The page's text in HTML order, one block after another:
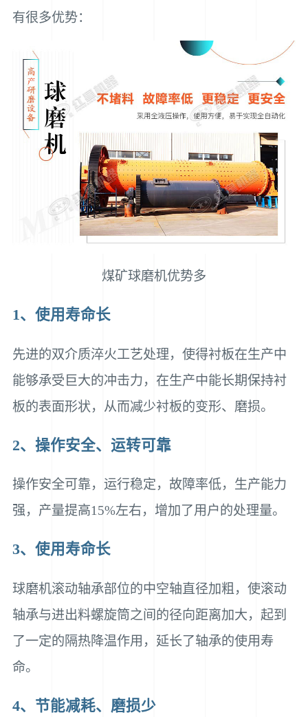
有很多优势：
煤矿球磨机优势多
1、使用寿命长
先进的双介质淬火工艺处理，使得衬板在生产中
能够承受巨大的冲击力，在生产中能长期保持衬
板的表面形状，从而减少衬板的变形、磨损。
2、操作安全、运转可靠
操作安全可靠，运行稳定，故障率低，生产能力
强，产量提高15%左右，增加了用户的处理量。
3、使用寿命长
球磨机滚动轴承部位的中空轴直径加粗，使滚动
轴承与进出料螺旋筒之间的径向距离加大，起到
了一定的隔热降温作用，延长了轴承的使用寿
命。
4、节能减耗、磨损少